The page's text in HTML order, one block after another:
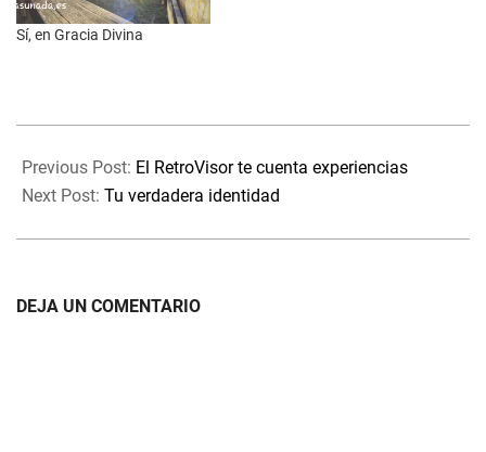
Sí, en Gracia Divina
07-
26
Previous Post: El RetroVisor te cuenta experiencias
Next Post: Tu verdadera identidad
DEJA UN COMENTARIO